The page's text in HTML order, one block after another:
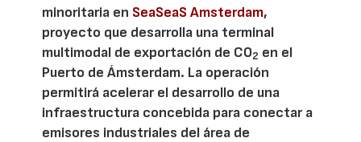
minoritaria en SeaSeaS Amsterdam,
proyecto que desarrolla una terminal
multimodal de exportación de CO2 en el
Puerto de Ámsterdam. La operación
permitirá acelerar el desarrollo de una
infraestructura concebida para conectar a
emisores industriales del área de